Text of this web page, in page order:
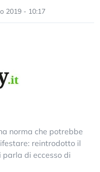
2019 - 10:17
norma che potrebbe
reintrodotto il
parla di eccesso di